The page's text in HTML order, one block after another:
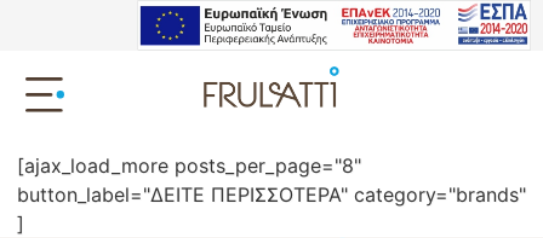
[ajax_load_more posts_per_page="8"
button_label="ΔΕΙΤΕ ΠΕΡΙΣΣΟΤΕΡΑ" category="brands"
]